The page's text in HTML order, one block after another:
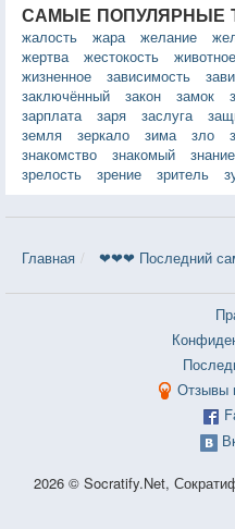
САМЫЕ ПОПУЛЯРНЫЕ
жалость
жара желание
жертва
жестокость животное
жизненное
зависимость
заключённый
закон замок
зарплата
заря заслуга
земля
зеркало зима зло
знакомство
знакомый знание
зрелость
зрение зритель
Главная ❤❤❤ Последний
Отзывы
2026 © Socratify.Net,